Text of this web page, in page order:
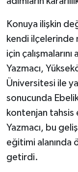
Konuya ilişkin
kendi ilçelerinde
için
Yazmacı,
Üniversitesi ile
sonucunda
kontenjan tahsis
Yazmacı, bu
eğitimi alanında
getirdi.